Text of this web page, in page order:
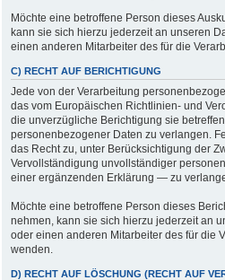
Möchte eine betroffene Person dieses
kann sie sich hierzu jederzeit an unseren
einen anderen Mitarbeiter des für die
C) RECHT AUF BERICHTIGUNG
Jede von der Verarbeitung
das vom Europäischen Richtlinien- und
die unverzügliche Berichtigung sie
personenbezogener Daten zu verlangen.
das Recht zu, unter Berücksichtigung der
Vervollständigung unvollständiger
einer ergänzenden Erklärung — zu
Möchte eine betroffene Person dieses
nehmen, kann sie sich hierzu jederzeit an
oder einen anderen Mitarbeiter des für die
wenden.
D) RECHT AUF LÖSCHUNG (RECHT AUF